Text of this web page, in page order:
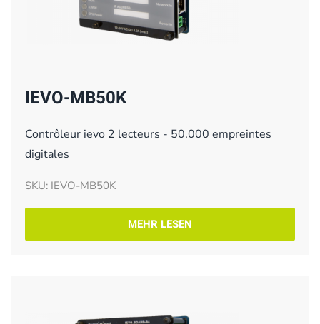
IEVO-MB50K
Contrôleur ievo 2 lecteurs - 50.000 empreintes
digitales
SKU: IEVO-MB50K
MEHR LESEN